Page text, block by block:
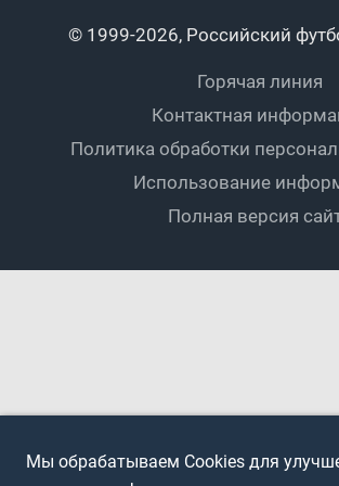
Пляжный
Футбольное двоеборье
Дети
© 1999-2026, Российский
Горячая линия
Контактная
Политика обработки
Использование
Полная версия
Мы обрабатываем Cookies для